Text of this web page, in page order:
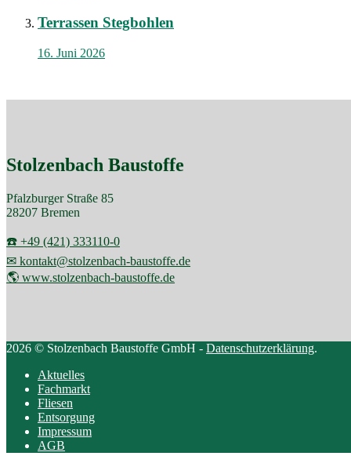
Terrassen Stegbohlen
16. Juni 2026
Stolzenbach Baustoffe
Pfalzburger Straße 85
28207 Bremen
☎️ +49 (421) 333110-0
✉ kontakt@stolzenbach-baustoffe.de
🌎 www.stolzenbach-baustoffe.de
2026 © Stolzenbach Baustoffe GmbH - Datenschutzerklärung.
Aktuelles
Fachmarkt
Fliesen
Entsorgung
Impressum
AGB